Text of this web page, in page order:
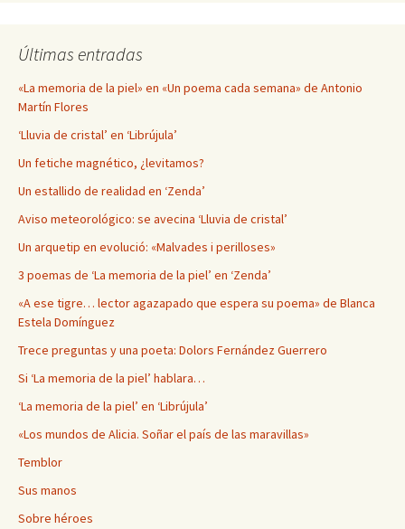
Últimas entradas
«La memoria de la piel» en «Un poema cada semana» de Antonio
Martín Flores
‘Lluvia de cristal’ en ‘Librújula’
Un fetiche magnético, ¿levitamos?
Un estallido de realidad en ‘Zenda’
Aviso meteorológico: se avecina ‘Lluvia de cristal’
Un arquetip en evolució: «Malvades i perilloses»
3 poemas de ‘La memoria de la piel’ en ‘Zenda’
«A ese tigre… lector agazapado que espera su poema» de Blanca
Estela Domínguez
Trece preguntas y una poeta: Dolors Fernández Guerrero
Si ‘La memoria de la piel’ hablara…
‘La memoria de la piel’ en ‘Librújula’
«Los mundos de Alicia. Soñar el país de las maravillas»
Temblor
Sus manos
Sobre héroes